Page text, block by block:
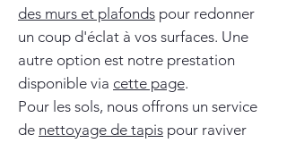
des murs et plafonds pour redonner
un coup d'éclat à vos surfaces. Une
autre option est notre prestation
disponible via cette page.
Pour les sols, nous offrons un service
de nettoyage de tapis pour raviver